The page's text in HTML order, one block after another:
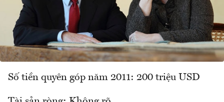
Số tiền quyên góp năm 2011: 200 triệu USD